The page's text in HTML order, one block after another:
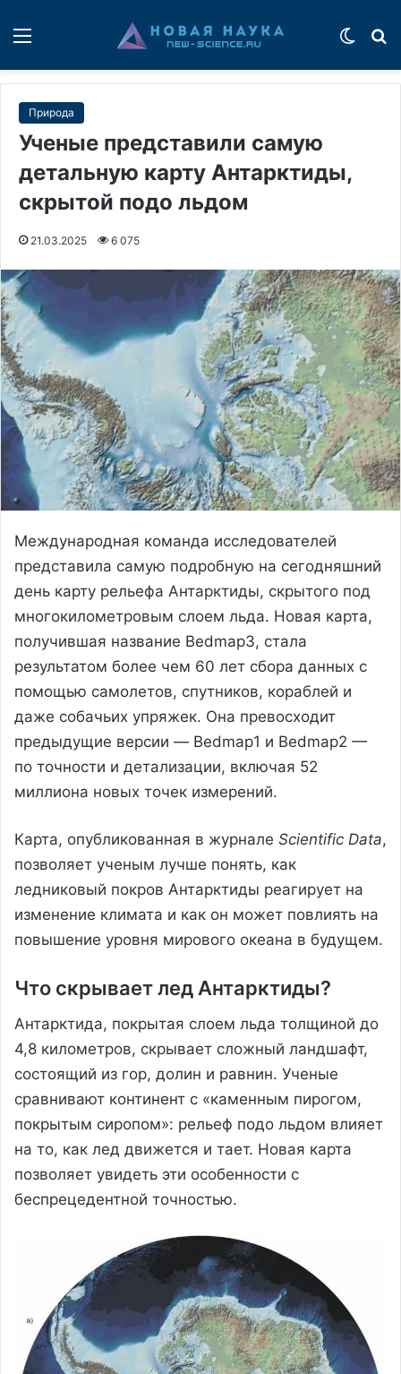
Природа
Ученые представили самую
детальную карту Антарктиды,
скрытой подо льдом
21.03.2025 6 075
Международная команда исследователей
представила самую подробную на сегодняшний
день карту рельефа Антарктиды, скрытого под
многокилометровым слоем льда. Новая карта,
получившая название Bedmap3, стала
результатом более чем 60 лет сбора данных с
помощью самолетов, спутников, кораблей и
даже собачьих упряжек. Она превосходит
предыдущие версии — Bedmap1 и Bedmap2 —
по точности и детализации, включая 52
миллиона новых точек измерений.
Карта, опубликованная в журнале Scientific Data,
позволяет ученым лучше понять, как
ледниковый покров Антарктиды реагирует на
изменение климата и как он может повлиять на
повышение уровня мирового океана в будущем.
Что скрывает лед Антарктиды?
Антарктида, покрытая слоем льда толщиной до
4,8 километров, скрывает сложный ландшафт,
состоящий из гор, долин и равнин. Ученые
сравнивают континент с «каменным пирогом,
покрытым сиропом»: рельеф подо льдом влияет
на то, как лед движется и тает. Новая карта
позволяет увидеть эти особенности с
беспрецедентной точностью.